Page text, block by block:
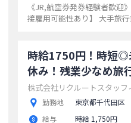
《JR,航空券発券経験者歓
接雇用可能性あり】 大手旅
時給1750円！時短
休み！残業少なめ旅
株式会社リクルートスタッフ
勤務地
東京都千代田区
給与
時給 1,750円